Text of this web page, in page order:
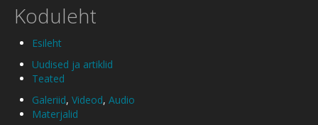
Koduleht
Esileht
Uudised ja artiklid
Teated
Galeriid, Videod, Audio
Materjalid